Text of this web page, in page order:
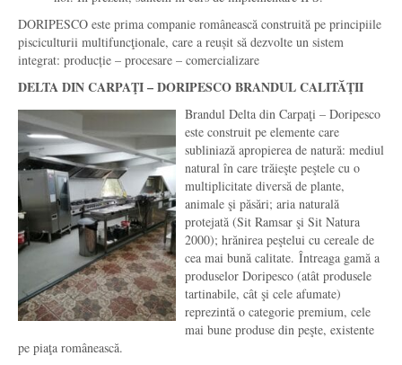
DORIPESCO este prima companie românească construită pe principiile
pisciculturii multifuncţionale, care a reușit să dezvolte un sistem
integrat: producție – procesare – comercializare
DELTA DIN CARPAŢI – DORIPESCO BRANDUL CALITĂŢII
Brandul Delta din Carpaţi – Doripesco
este construit pe elemente care
subliniază apropierea de natură: mediul
natural în care trăieşte peştele cu o
multiplicitate diversă de plante,
animale şi păsări; aria naturală
protejată (Sit Ramsar şi Sit Natura
2000); hrănirea peştelui cu cereale de
cea mai bună calitate. Întreaga gamă a
produselor Doripesco (atât produsele
tartinabile, cât şi cele afumate)
reprezintă o categorie premium, cele
mai bune produse din peşte, existente
pe piaţa românească.